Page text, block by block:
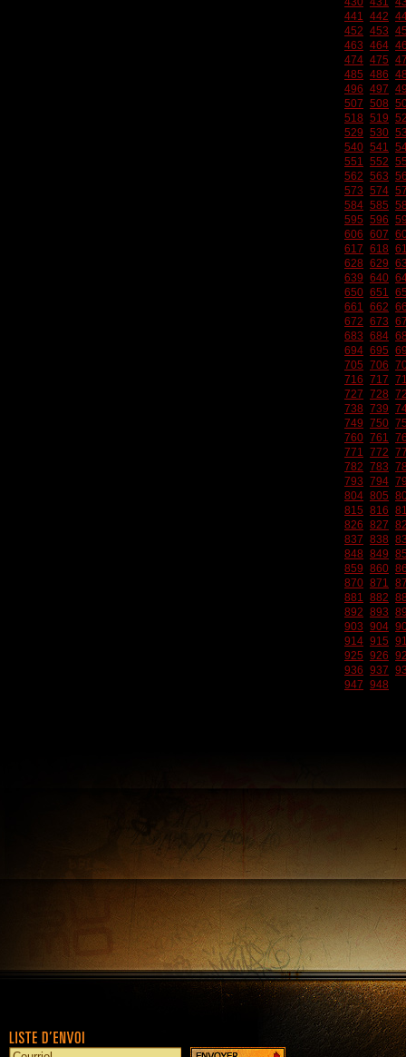
441 442
452 453
463 464
474 475
485 486
496 497
507 508
518 519
529 530
540 541
551 552
562 563
573 574
584 585
595 596
606 607
617 618
628 629
639 640
650 651
661 662
672 673
683 684
694 695
705 706
716 717
727 728
738 739
749 750
760 761
771 772
782 783
793 794
804 805
815 816
826 827
837 838
848 849
859 860
870 871
881 882
892 893
903 904
914 915
925 926
936 937
947 948